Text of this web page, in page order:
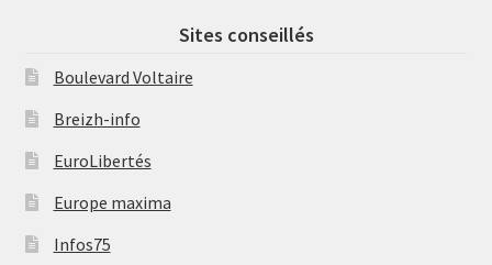
Sites conseillés
Boulevard Voltaire
Breizh-info
EuroLibertés
Europe maxima
Infos75